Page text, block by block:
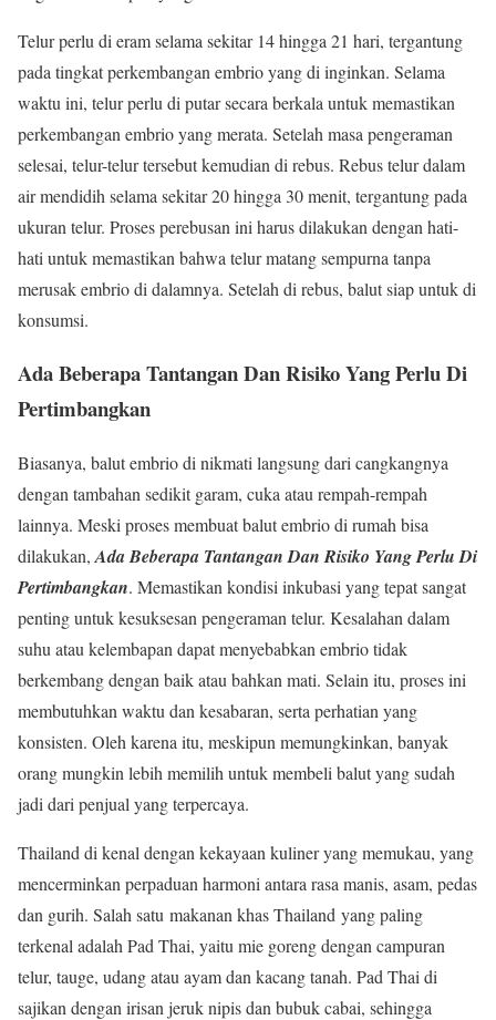
Telur perlu di eram selama sekitar 14 hingga 21 hari, tergantung
pada tingkat perkembangan embrio yang di inginkan. Selama
waktu ini, telur perlu di putar secara berkala untuk memastikan
perkembangan embrio yang merata. Setelah masa pengeraman
selesai, telur-telur tersebut kemudian di rebus. Rebus telur dalam
air mendidih selama sekitar 20 hingga 30 menit, tergantung pada
ukuran telur. Proses perebusan ini harus dilakukan dengan hati-
hati untuk memastikan bahwa telur matang sempurna tanpa
merusak embrio di dalamnya. Setelah di rebus, balut siap untuk di
konsumsi.
Ada Beberapa Tantangan Dan Risiko Yang Perlu Di
Pertimbangkan
Biasanya, balut embrio di nikmati langsung dari cangkangnya
dengan tambahan sedikit garam, cuka atau rempah-rempah
lainnya. Meski proses membuat balut embrio di rumah bisa
dilakukan, Ada Beberapa Tantangan Dan Risiko Yang Perlu Di
Pertimbangkan. Memastikan kondisi inkubasi yang tepat sangat
penting untuk kesuksesan pengeraman telur. Kesalahan dalam
suhu atau kelembapan dapat menyebabkan embrio tidak
berkembang dengan baik atau bahkan mati. Selain itu, proses ini
membutuhkan waktu dan kesabaran, serta perhatian yang
konsisten. Oleh karena itu, meskipun memungkinkan, banyak
orang mungkin lebih memilih untuk membeli balut yang sudah
jadi dari penjual yang terpercaya.
Thailand di kenal dengan kekayaan kuliner yang memukau, yang
mencerminkan perpaduan harmoni antara rasa manis, asam, pedas
dan gurih. Salah satu makanan khas Thailand yang paling
terkenal adalah Pad Thai, yaitu mie goreng dengan campuran
telur, tauge, udang atau ayam dan kacang tanah. Pad Thai di
sajikan dengan irisan jeruk nipis dan bubuk cabai, sehingga